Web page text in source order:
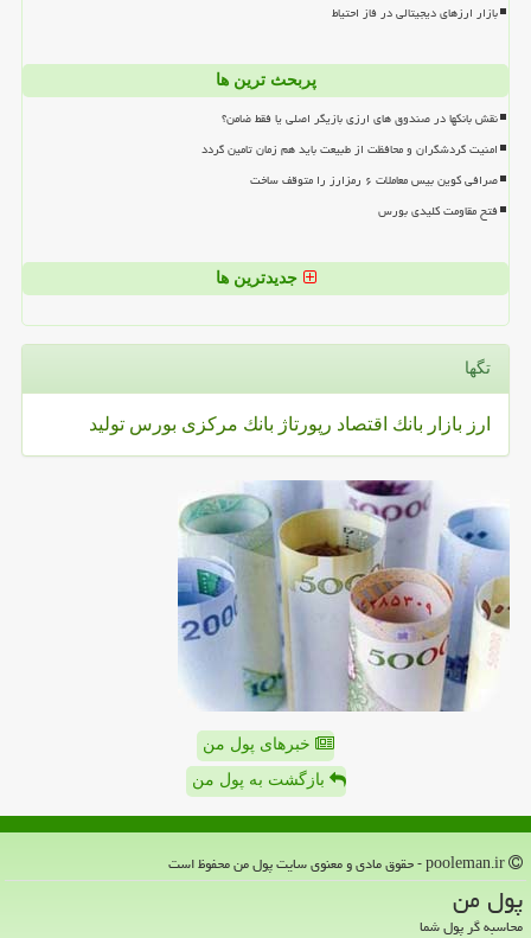
بازار ارزهای دیجیتالی در فاز احتیاط
پربحث ترین ها
نقش بانکها در صندوق های ارزی بازیگر اصلی یا فقط ضامن؟
امنیت گردشگران و محافظت از طبیعت باید هم زمان تامین گردد
صرافی کوین بیس معاملات ۶ رمزارز را متوقف ساخت
فتح مقاومت کلیدی بورس
جدیدترین ها
تگها
ارز بازار بانك اقتصاد رپورتاژ بانك مركزی بورس تولید
خبرهای پول من
بازگشت به پول من
پول من
محاسبه گر پول شما